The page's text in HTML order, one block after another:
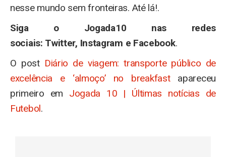
nesse mundo sem fronteiras. Até lá!.
Siga o Jogada10 nas redes
sociais: Twitter, Instagram e Facebook.
O post Diário de viagem: transporte público de
excelência e ‘almoço’ no breakfastapareceu
primeiro em Jogada 10 | Últimas notícias de
Futebol.